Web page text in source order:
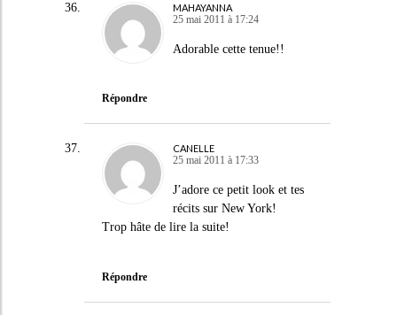
MAHAYANNA
25 mai 2011 à 17:24
Adorable cette tenue!!
Répondre
CANELLE
25 mai 2011 à 17:33
J’adore ce petit look et tes
récits sur New York!
Trop hâte de lire la suite!
Répondre